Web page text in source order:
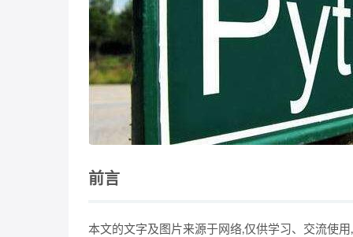
前言
本文的文字及图片来源于网络,仅供学习、交流使